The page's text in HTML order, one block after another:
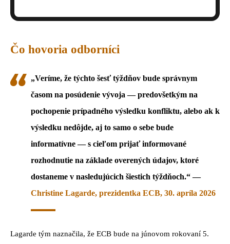
Čo hovoria odborníci
„Veríme, že týchto šesť týždňov bude správnym
časom na posúdenie vývoja — predovšetkým na
pochopenie prípadného výsledku konfliktu, alebo ak k
výsledku nedôjde, aj to samo o sebe bude
informatívne — s cieľom prijať informované
rozhodnutie na základe overených údajov, ktoré
dostaneme v nasledujúcich šiestich týždňoch.“ —
Christine Lagarde, prezidentka ECB, 30. apríla 2026
Lagarde tým naznačila, že ECB bude na júnovom rokovaní 5.